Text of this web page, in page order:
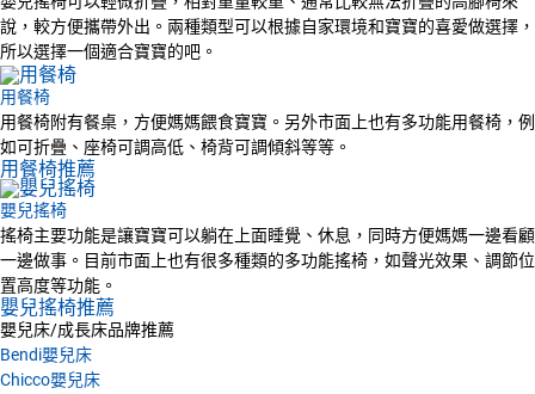
說，較方便攜帶外出。兩種類型可以根據自家環境和寶寶的喜愛做選擇，
所以選擇一個適合寶寶的吧。
用餐椅
用餐椅附有餐桌，方便媽媽餵食寶寶。另外市面上也有多功能用餐椅，例
如可折疊、座椅可調高低、椅背可調傾斜等等。
用餐椅推薦
嬰兒搖椅
搖椅主要功能是讓寶寶可以躺在上面睡覺、休息，同時方便媽媽一邊看顧
一邊做事。目前市面上也有很多種類的多功能搖椅，如聲光效果、調節位
置高度等功能。
嬰兒搖椅推薦
嬰兒床/成長床品牌推薦
Bendi嬰兒床
Chicco嬰兒床